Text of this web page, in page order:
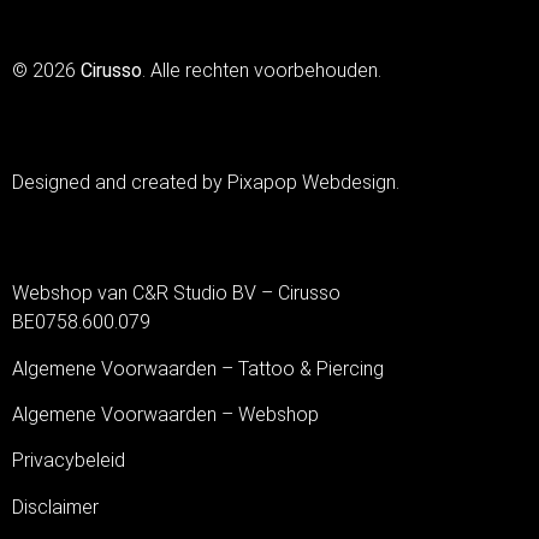
© 2026 Cirusso. Alle rechten voorbehouden.
Designed and created by Pixapop Webdesign.
Webshop van C&R Studio BV – Cirusso
BE0758.600.079
Algemene Voorwaarden – Tattoo & Piercing
Algemene Voorwaarden – Webshop
Privacybeleid
Disclaimer